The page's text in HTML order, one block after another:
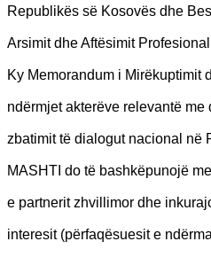
Republikës së Kosovës dhe
Arsimit dhe Aftësimit
Ky Memorandum i Mirëkuptimit
ndërmjet akterëve relevantë
zbatimit të dialogut nacional në
MASHTI do të bashkëpunojë
e partnerit zhvillimor dhe
interesit (përfaqësuesit e